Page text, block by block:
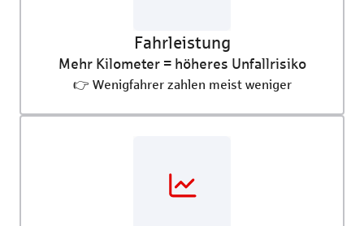
Fahrleistung
Mehr Kilometer = höheres Unfallrisiko
👉 Wenigfahrer zahlen meist weniger